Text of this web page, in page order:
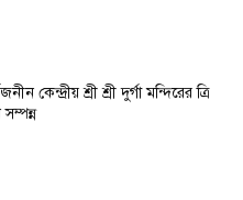
কেন্দ্রীয় শ্রী শ্রী দুর্গা মন্দিরের ত্রি
সম্পন্ন